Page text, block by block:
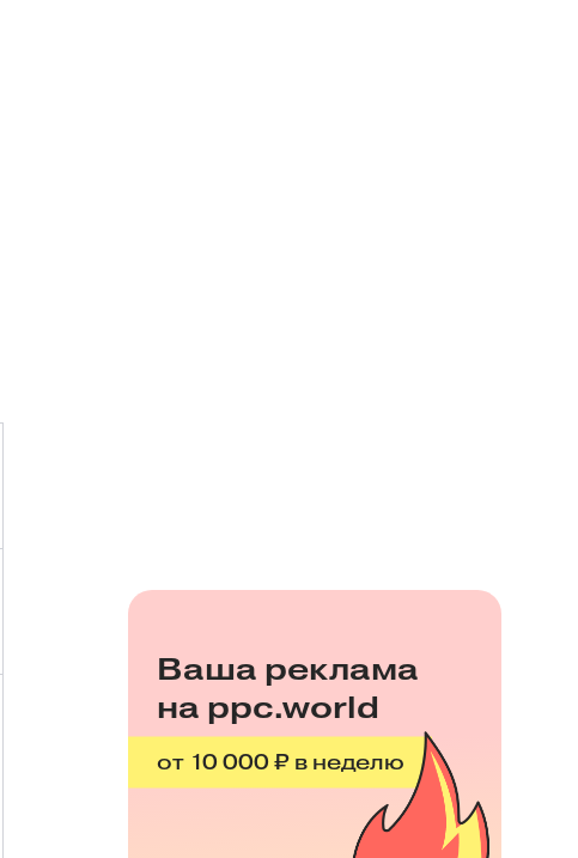
Ваша реклама
на ppc.world
от 10 000 ₽ в неделю